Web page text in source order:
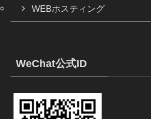
WEBホスティング
WeChat公式ID